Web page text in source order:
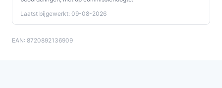
Laatst bijgewerkt: 09-08-2026
EAN: 8720892136909